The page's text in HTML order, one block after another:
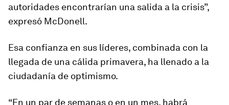
autoridades encontrarían una salida a la crisis”,
expresó McDonell.
Esa confianza en sus líderes, combinada con la
llegada de una cálida primavera, ha llenado a la
ciudadanía de optimismo.
“En un par de semanas o en un mes, habrá